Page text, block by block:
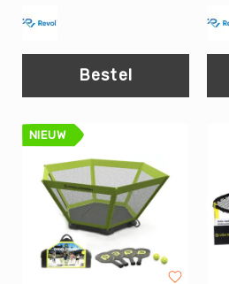
Pakketten
Balaccessoires
Ballentassen
Ballenpompen
&
Naalden
Ballenwagens
Overig
EDUCATIE
Bestel
NIEUW